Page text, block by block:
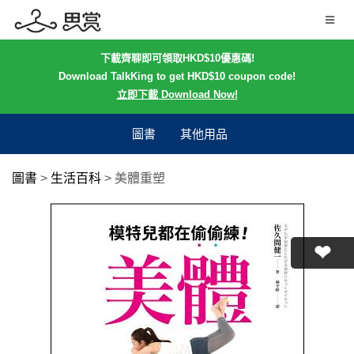
下載齊聊即可領取HKD$10優惠碼!
Download TalkKing to get HKD$10 coupon code!
立即下載 Download Now!
圖書 其他用品
圖書 > 生活百科 > 美體重塑